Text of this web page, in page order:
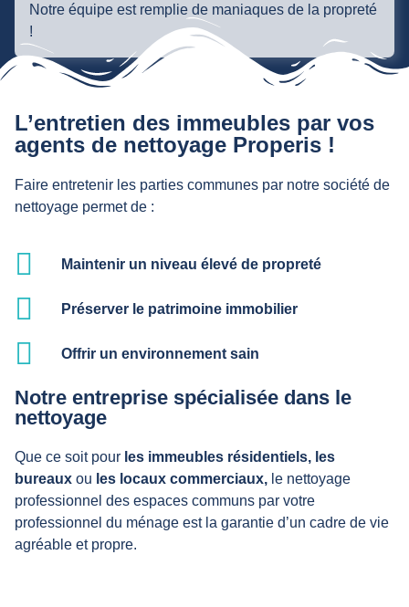
L’entretien des immeubles par vos
agents de nettoyage Properis !
Faire entretenir les parties communes par notre société de
nettoyage permet de :
Maintenir un niveau élevé de propreté
Préserver le patrimoine immobilier
Offrir un environnement sain
Notre entreprise spécialisée dans le
nettoyage
Que ce soit pour les immeubles résidentiels, les
bureaux ou les locaux commerciaux, le nettoyage
professionnel des espaces communs par votre
professionnel du ménage est la garantie d’un cadre de vie
agréable et propre.